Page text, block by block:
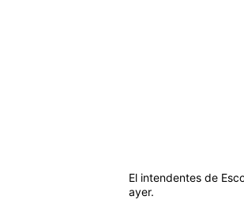
El intendentes de
ayer.